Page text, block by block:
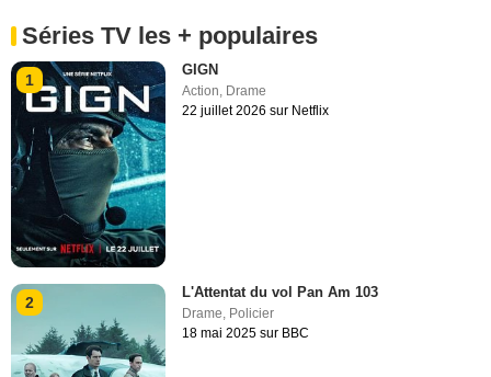
Séries TV les + populaires
1
GIGN
Action Drame
22 juillet 2026 sur Netflix
2
L'Attentat du vol Pan Am 103
Drame, Policier
18 mai 2025 sur BBC